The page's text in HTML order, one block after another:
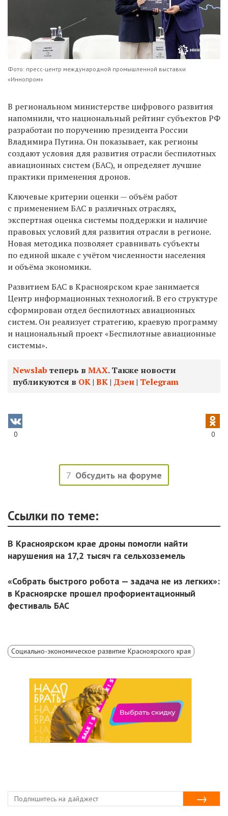
Фото: пресс-центр международной промышленной выставки
«Иннопром»
В региональном министерстве цифрового развития
напомнили, что национальный рейтинг субъектов РФ
разработан по поручению президента России
Владимира Путина. Он показывает, как регионы
создают условия для развития отрасли беспилотных
авиационных систем (БАС), и определяет лучшие
практики применения дронов.
Ключевые критерии оценки — объём работ
с применением БАС в различных отраслях,
экспертная оценка системы поддержки и наличие
правовых условий для развития отрасли в регионе.
Новая методика позволяет сравнивать субъекты
по единой шкале с учётом численности населения
и объёма экономики.
Развитием БАС в Красноярском крае занимается
Центр информационных технологий. В его структуре
сформирован отдел беспилотных авиационных
систем. Он реализует стратегию, краевую программу
и национальный проект «Беспилотные авиационные
системы».
Newslab теперь в МАХ. Также новости
публикуются в ОК| ВК| Дзен| Telegram
0 0
7 Обсудить на форуме
Ссылки по теме:
В Красноярском крае дроны помогли найти
нарушения на 17,2 тысяч га сельхозземель
«Собрать быстрого робота — задача не из легких»:
в Красноярске прошел профориентационный
фестиваль БАС
Социально-экономическое развитие Красноярского края